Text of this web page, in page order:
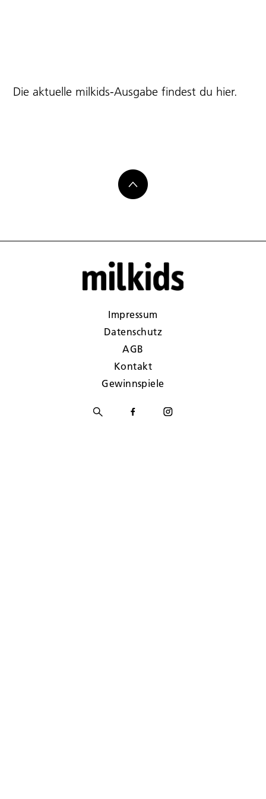
Die aktuelle milkids-Ausgabe findest du hier.
Impressum
Datenschutz
AGB
Kontakt
Gewinnspiele